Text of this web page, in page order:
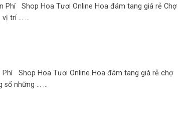
Phí Shop Hoa Tươi Online Hoa đám tang giá rẻ Chợ
trí ... ...
Phí Shop Hoa Tươi Online Hoa đám tang giá rẻ chợ
những ... ...